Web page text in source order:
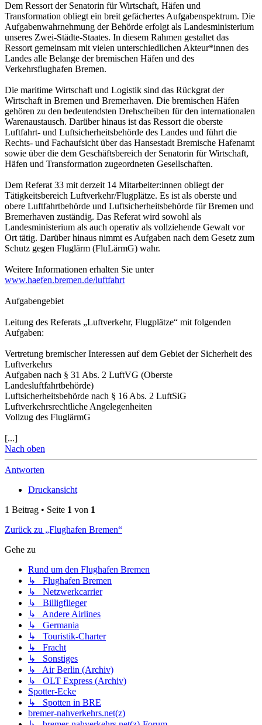
Dem Ressort der Senatorin für Wirtschaft, Häfen und
Transformation obliegt ein breit gefächertes Aufgabenspektrum. Die
Aufgabenwahrnehmung der Behörde erfolgt als Landesministerium
unseres Zwei-Städte-Staates. In diesem Rahmen gestaltet das
Ressort gemeinsam mit vielen unterschiedlichen Akteur*innen des
Landes alle Belange der bremischen Häfen und des
Verkehrsflughafen Bremen.
Die maritime Wirtschaft und Logistik sind das Rückgrat der
Wirtschaft in Bremen und Bremerhaven. Die bremischen Häfen
gehören zu den bedeutendsten Drehscheiben für den internationalen
Warenaustausch. Darüber hinaus ist das Ressort die oberste
Luftfahrt- und Luftsicherheitsbehörde des Landes und führt die
Rechts- und Fachaufsicht über das Hansestadt Bremische Hafenamt
sowie über die dem Geschäftsbereich der Senatorin für Wirtschaft,
Häfen und Transformation zugeordneten Gesellschaften.
Dem Referat 33 mit derzeit 14 Mitarbeiter:innen obliegt der
Tätigkeitsbereich Luftverkehr/Flugplätze. Es ist als oberste und
obere Luftfahrtbehörde und Luftsicherheitsbehörde für Bremen und
Bremerhaven zuständig. Das Referat wird sowohl als
Landesministerium als auch operativ als vollziehende Gewalt vor
Ort tätig. Darüber hinaus nimmt es Aufgaben nach dem Gesetz zum
Schutz gegen Fluglärm (FluLärmG) wahr.
Weitere Informationen erhalten Sie unter
www.haefen.bremen.de/luftfahrt
Aufgabengebiet
Leitung des Referats „Luftverkehr, Flugplätze“ mit folgenden
Aufgaben:
Vertretung bremischer Interessen auf dem Gebiet der Sicherheit des
Luftverkehrs
Aufgaben nach § 31 Abs. 2 LuftVG (Oberste
Landesluftfahrtbehörde)
Luftsicherheitsbehörde nach § 16 Abs. 2 LuftSiG
Luftverkehrsrechtliche Angelegenheiten
Vollzug des FluglärmG
[...]
Nach oben
Antworten
Druckansicht
1 Beitrag • Seite 1 von 1
Zurück zu „Flughafen Bremen“
Gehe zu
Rund um den Flughafen Bremen
↳ Flughafen Bremen
↳ Netzwerkcarrier
↳ Billigflieger
↳ Andere Airlines
↳ Germania
↳ Touristik-Charter
↳ Fracht
↳ Sonstiges
↳ Air Berlin (Archiv)
↳ OLT Express (Archiv)
Spotter-Ecke
↳ Spotten in BRE
bremer-nahverkehrs.net(z)